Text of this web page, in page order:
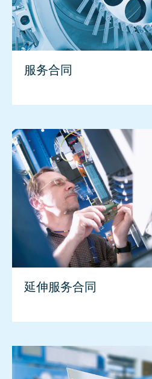
服务合同
延伸服务合同